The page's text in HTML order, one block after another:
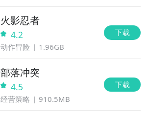
火影忍者
4.2
动作冒险 1.96GB
下载
部落冲突
4.5
经营策略 910.5MB
下载